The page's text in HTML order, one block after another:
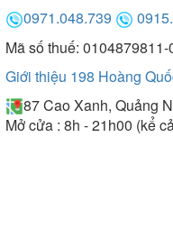
0971.048.739
Mã số thuế:
Giới thiệu 198 Hoàng
87 Cao Xanh, Quảng
Mở cửa : 8h - 21h00 (kể